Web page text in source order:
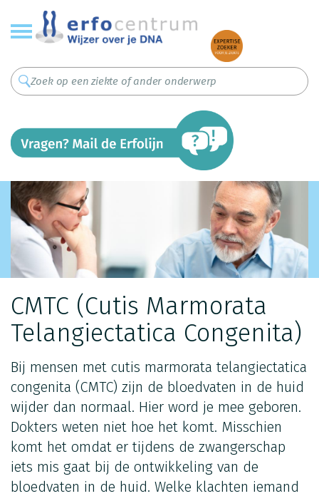
Overslaan
en
naar
inhoud
gaan
CMTC (Cutis Marmorata
Telangiectatica Congenita)
Bij mensen met cutis marmorata telangiectatica
congenita (CMTC) zijn de bloedvaten in de huid
wijder dan normaal. Hier word je mee geboren.
Dokters weten niet hoe het komt. Misschien
komt het omdat er tijdens de zwangerschap
iets mis gaat bij de ontwikkeling van de
bloedvaten in de huid. Welke klachten iemand